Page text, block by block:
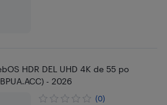
HDR DEL UHD 4K de 55 po
- 2026
(0)